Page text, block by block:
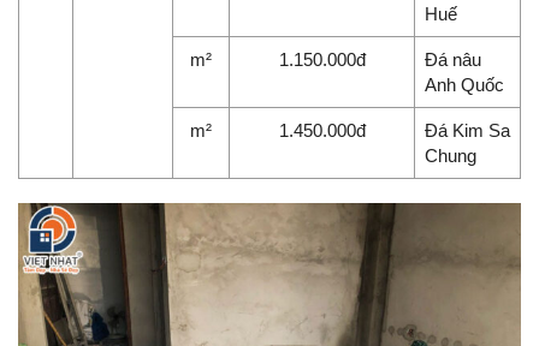
Huế
m² 1.150.000đ
Đá nâu
Anh Quốc
m² 1.450.000đ
Đá Kim Sa
Chung